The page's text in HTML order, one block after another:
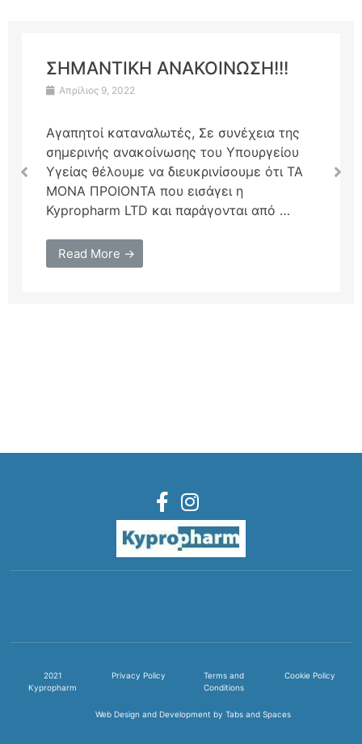
ΣΗΜΑΝΤΙΚΗ ΑΝΑΚΟΙΝΩΣΗ!!!
Απρίλιος 9, 2022
Αγαπητοί καταναλωτές, Σε συνέχεια της
σημερινής ανακοίνωσης του Υπουργείου
Υγείας θέλουμε να διευκρινίσουμε ότι ΤΑ
ΜΟΝΑ ΠΡΟΙΟΝΤΑ που εισάγει η
Kypropharm LTD και παράγονται από …
Read More →
2021
Kypropharm
Privacy Policy
Terms and
Conditions
Cookie Policy
Web Design and Development by Tabs and Spaces